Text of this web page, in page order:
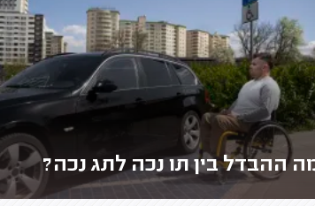
ההבדל בין תו נכה לתג נכה?